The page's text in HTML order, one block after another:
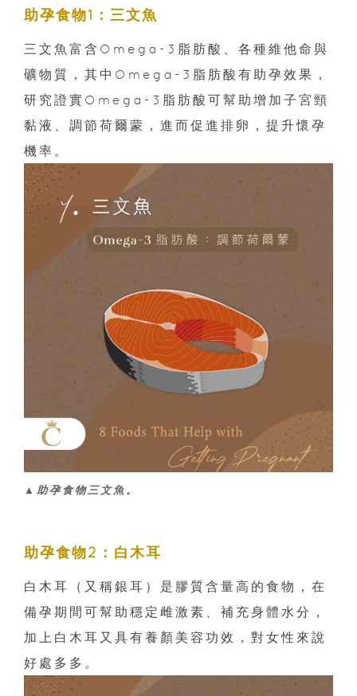
助孕食物1：三文魚
三文魚富含Omega-3脂肪酸、各種維他命與
礦物質，其中Omega-3脂肪酸有助孕效果，
研究證實Omega-3脂肪酸可幫助增加子宮頸
黏液、調節荷爾蒙，進而促進排卵，提升懷孕
機率。
▲助孕食物三文魚。
助孕食物2：白木耳
白木耳（又稱銀耳）是膠質含量高的食物，在
備孕期間可幫助穩定雌激素、補充身體水分，
加上白木耳又具有養顏美容功效，對女性來說
好處多多。